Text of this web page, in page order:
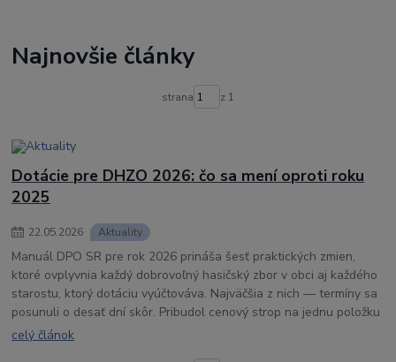
Najnovšie články
strana z 1
Dotácie pre DHZO 2026: čo sa mení oproti roku
2025
22.05.2026 Aktuality
Manuál DPO SR pre rok 2026 prináša šesť praktických zmien,
ktoré ovplyvnia každý dobrovoľný hasičský zbor v obci aj každého
starostu, ktorý dotáciu vyúčtováva. Najväčšia z nich — termíny sa
posunuli o desať dní skôr. Pribudol cenový strop na jednu položku
celý článok